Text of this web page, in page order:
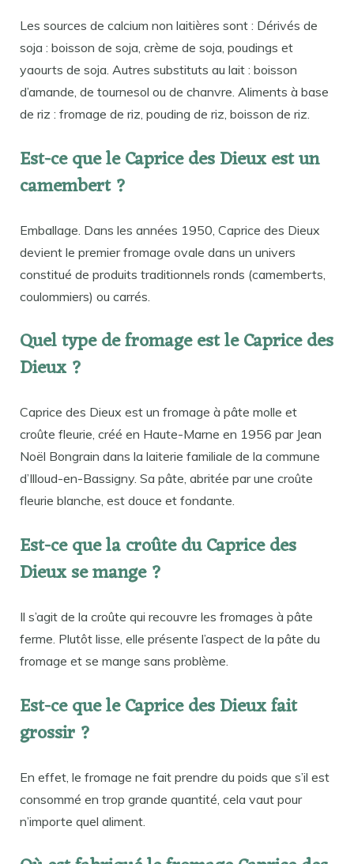
Les sources de calcium non laitières sont : Dérivés de
soja : boisson de soja, crème de soja, poudings et
yaourts de soja. Autres substituts au lait : boisson
d’amande, de tournesol ou de chanvre. Aliments à base
de riz : fromage de riz, pouding de riz, boisson de riz.
Est-ce que le Caprice des Dieux est un
camembert ?
Emballage. Dans les années 1950, Caprice des Dieux
devient le premier fromage ovale dans un univers
constitué de produits traditionnels ronds (camemberts,
coulommiers) ou carrés.
Quel type de fromage est le Caprice des
Dieux ?
Caprice des Dieux est un fromage à pâte molle et
croûte fleurie, créé en Haute-Marne en 1956 par Jean
Noël Bongrain dans la laiterie familiale de la commune
d’Illoud-en-Bassigny. Sa pâte, abritée par une croûte
fleurie blanche, est douce et fondante.
Est-ce que la croûte du Caprice des
Dieux se mange ?
Il s’agit de la croûte qui recouvre les fromages à pâte
ferme. Plutôt lisse, elle présente l’aspect de la pâte du
fromage et se mange sans problème.
Est-ce que le Caprice des Dieux fait
grossir ?
En effet, le fromage ne fait prendre du poids que s’il est
consommé en trop grande quantité, cela vaut pour
n’importe quel aliment.